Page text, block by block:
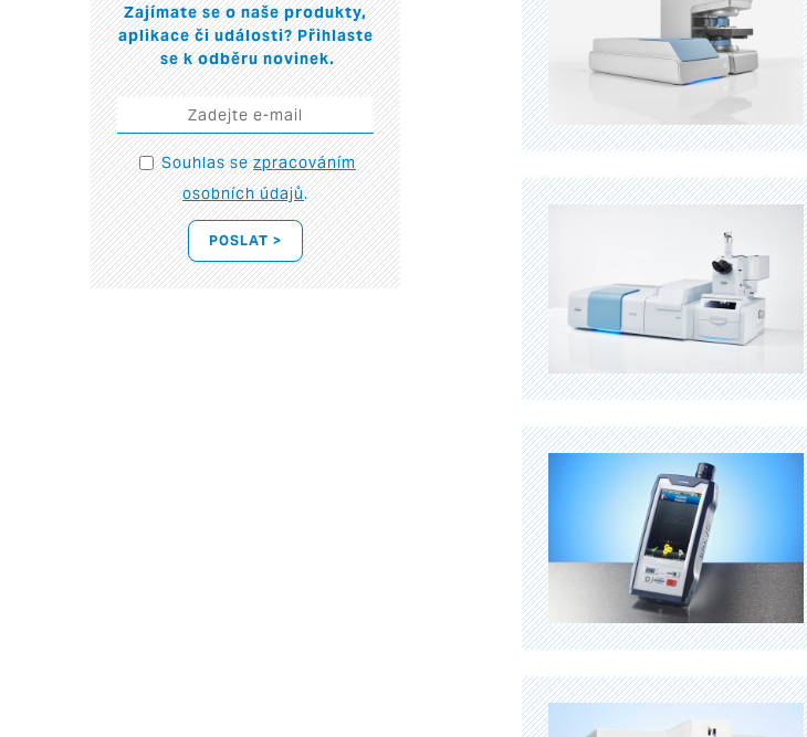
Zajímate se o naše produkty,
aplikace či události? Přihlaste
se k odběru novinek.
Souhlas sezpracováním
osobních údajů.
POSLAT >